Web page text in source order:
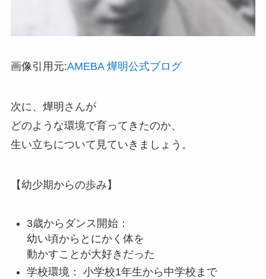
画像引用元:AMEBA 燁明公式ブログ
次に、燁明さんが
どのような環境で育ってきたのか、
生い立ちについて見ていきましょう。
【幼少期からの歩み】
3歳からダンス開始：
幼い頃からとにかく体を
動かすことが大好きだった
学校環境： 小学校1年生から中学校まで